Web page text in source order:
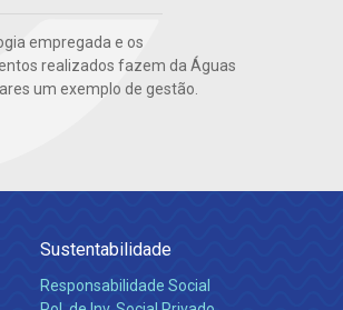
empregada e os
realizados fazem da Águas
um exemplo de gestão.
Sustentabilidade
Responsabilidade Social